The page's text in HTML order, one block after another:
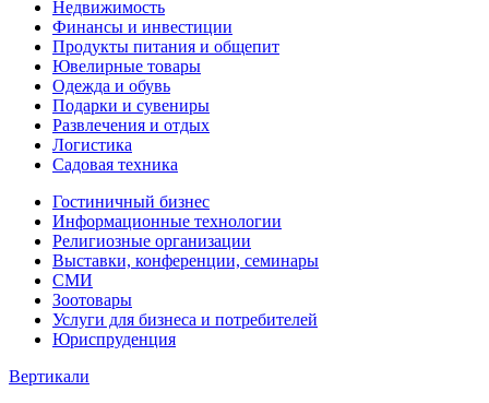
Недвижимость
Финансы и инвестиции
Продукты питания и общепит
Ювелирные товары
Одежда и обувь
Подарки и сувениры
Развлечения и отдых
Логистика
Садовая техника
Гостиничный бизнес
Информационные технологии
Религиозные организации
Выставки, конференции, семинары
СМИ
Зоотовары
Услуги для бизнеса и потребителей
Юриспруденция
Вертикали